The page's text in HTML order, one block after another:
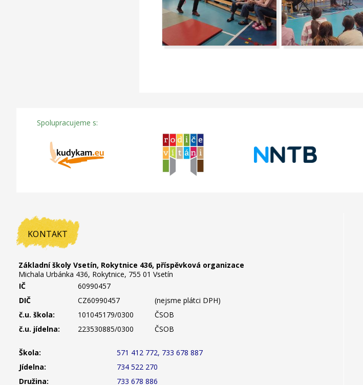
Spolupracujeme s:
KONTAKT
Základní školy Vsetín, Rokytnice 436, příspěvková organizace
Michala Urbánka 436, Rokytnice, 755 01 Vsetín
IČ
60990457
DIČ
CZ60990457
(nejsme plátci DPH)
č.u. škola:
101045179/0300
ČSOB
č.u. jídelna:
223530885/0300 ČSOB
Škola:
571 412 772, 733 678 887
Jídelna:
734 522 270
Družina:
733 678 886